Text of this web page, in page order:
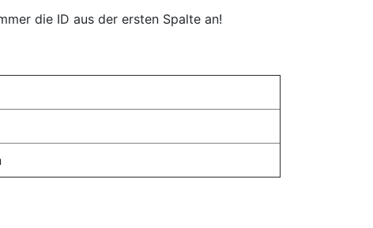
die ID aus der ersten Spalte an!